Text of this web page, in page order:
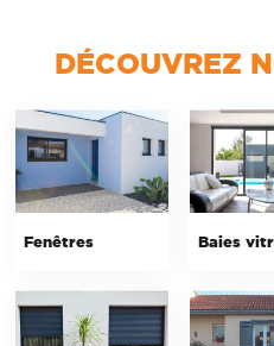
Dimanche
Fermé
DÉCOUVREZ
Fenêtres Baies